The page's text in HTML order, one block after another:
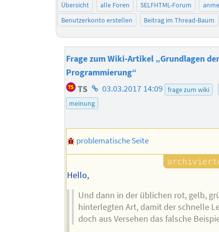
Übersicht alle Foren SELFHTML-Forum
Benutzerkonto erstellen
Beitrag im Thread-Baum
Frage zum Wiki-Artikel „Grundlagen der
Programmierung“
TS Homepage
des
03.03.2017 14:09
frage zum wiki
meinung
problematische Seite
Hello,
Und dann in der üblichen rot, gelb,
hinterlegten Art, damit der schnelle
doch aus Versehen das falsche